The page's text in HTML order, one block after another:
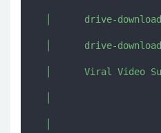
│      drive-
│      drive-
│      Viral Video